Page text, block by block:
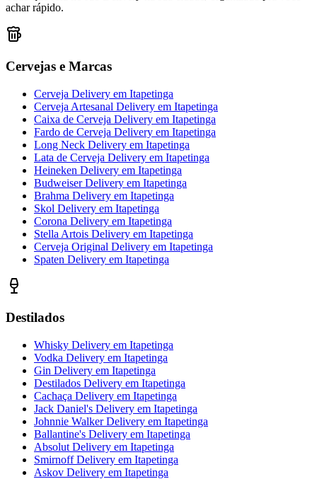
achar rápido.
Cervejas e Marcas
Cerveja Delivery em Itapetinga
Cerveja Artesanal Delivery em Itapetinga
Caixa de Cerveja Delivery em Itapetinga
Fardo de Cerveja Delivery em Itapetinga
Long Neck Delivery em Itapetinga
Lata de Cerveja Delivery em Itapetinga
Heineken Delivery em Itapetinga
Budweiser Delivery em Itapetinga
Brahma Delivery em Itapetinga
Skol Delivery em Itapetinga
Corona Delivery em Itapetinga
Stella Artois Delivery em Itapetinga
Cerveja Original Delivery em Itapetinga
Spaten Delivery em Itapetinga
Destilados
Whisky Delivery em Itapetinga
Vodka Delivery em Itapetinga
Gin Delivery em Itapetinga
Destilados Delivery em Itapetinga
Cachaça Delivery em Itapetinga
Jack Daniel's Delivery em Itapetinga
Johnnie Walker Delivery em Itapetinga
Ballantine's Delivery em Itapetinga
Absolut Delivery em Itapetinga
Smirnoff Delivery em Itapetinga
Askov Delivery em Itapetinga